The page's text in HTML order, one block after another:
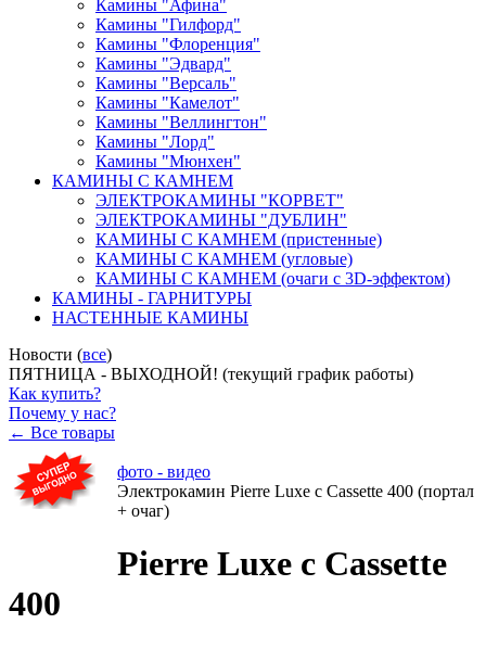
Камины "Афина"
Камины "Гилфорд"
Камины "Флоренция"
Камины "Эдвард"
Камины "Версаль"
Камины "Камелот"
Камины "Веллингтон"
Камины "Лорд"
Камины "Мюнхен"
КАМИНЫ С КАМНЕМ
ЭЛЕКТРОКАМИНЫ "КОРВЕТ"
ЭЛЕКТРОКАМИНЫ "ДУБЛИН"
КАМИНЫ С КАМНЕМ (пристенные)
КАМИНЫ С КАМНЕМ (угловые)
КАМИНЫ С КАМНЕМ (очаги с 3D-эффектом)
КАМИНЫ - ГАРНИТУРЫ
НАСТЕННЫЕ КАМИНЫ
Новости (все)
ПЯТНИЦА - ВЫХОДНОЙ! (текущий график работы)
Как купить?
Почему у нас?
← Все товары
фото - видео
Электрокамин Pierre Luxe с Cassette 400 (портал
+ очаг)
Pierre Luxe с Cassette
400